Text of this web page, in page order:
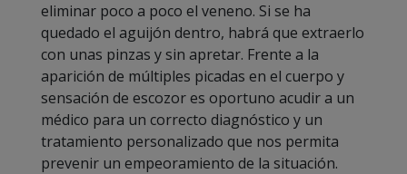
eliminar poco a poco el veneno. Si se ha
quedado el aguijón dentro, habrá que extraerlo
con unas pinzas y sin apretar. Frente a la
aparición de múltiples picadas en el cuerpo y
sensación de escozor es oportuno acudir a un
médico para un correcto diagnóstico y un
tratamiento personalizado que nos permita
prevenir un empeoramiento de la situación.